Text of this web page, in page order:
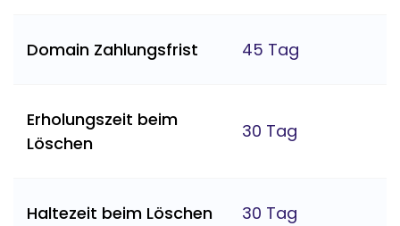
Domain Zahlungsfrist 45 Tag
Erholungszeit beim
Löschen
30 Tag
Haltezeit beim Löschen 30 Tag